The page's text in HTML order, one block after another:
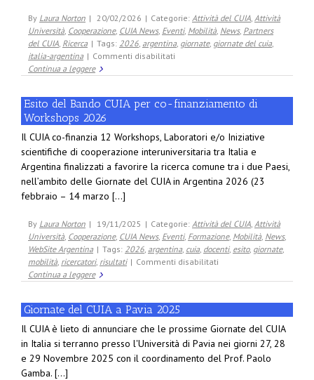
By Laura Norton | 20/02/2026 | Categorie: Attività del CUIA, Attività
Università, Cooperazione, CUIA News, Eventi, Mobilità, News, Partners
del CUIA, Ricerca | Tags: 2026, argentina, giornate, giornate del cuia,
italia-argentina | Commenti disabilitati
las
del
CUIA
en
Argentina
Continua a leggere
Esito del Bando CUIA per co-finanziamento di
Workshops 2026
Il CUIA co-finanzia 12 Workshops, Laboratori e/o Iniziative
scientifiche di cooperazione interuniversitaria tra Italia e
Argentina finalizzati a favorire la ricerca comune tra i due Paesi,
nell’ambito delle Giornate del CUIA in Argentina 2026 (23
febbraio – 14 marzo [...]
By Laura Norton | 19/11/2025 | Categorie: Attività del CUIA, Attività
Università, Cooperazione, CUIA News, Eventi, Formazione, Mobilità, News,
WebSite Argentina | Tags: 2026, argentina, cuia, docenti, esito, giornate,
mobilità, ricercatori, risultati | Commenti disabilitati
finanziamento
di
Continua a leggere
Giornate del CUIA a Pavia 2025
Il CUIA è lieto di annunciare che le prossime Giornate del CUIA
in Italia si terranno presso l'Università di Pavia nei giorni 27, 28
e 29 Novembre 2025 con il coordinamento del Prof. Paolo
Gamba. [...]